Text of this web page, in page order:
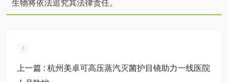
生物将依法追究其法律责任。
上一篇 : 杭州美卓可高压蒸汽灭菌护目镜助力一线医院